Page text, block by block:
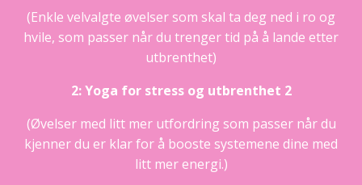
(Enkle velvalgte øvelser som skal ta deg ned i ro og
hvile, som passer når du trenger tid på å lande etter
utbrenthet)
2: Yoga for stress og utbrenthet 2
(Øvelser med litt mer utfordring som passer når du
kjenner du er klar for å booste systemene dine med
litt mer energi.)